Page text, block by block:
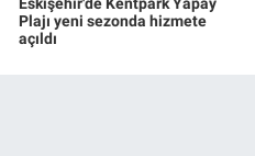
Plajı yeni sezonda hizmete
açıldı